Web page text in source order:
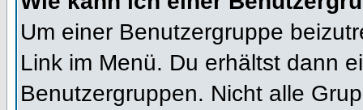
Um einer Benutzergruppe
Link im Menü. Du erhältst dann
Benutzergruppen. Nicht alle